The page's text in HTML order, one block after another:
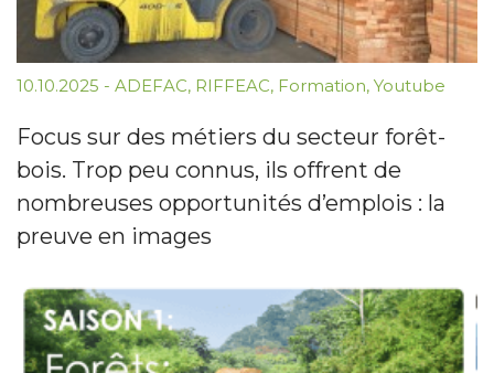
10.10.2025 - ADEFAC, RIFFEAC, Formation, Youtube
Focus sur des métiers du secteur forêt-
bois. Trop peu connus, ils offrent de
nombreuses opportunités d’emplois : la
preuve en images